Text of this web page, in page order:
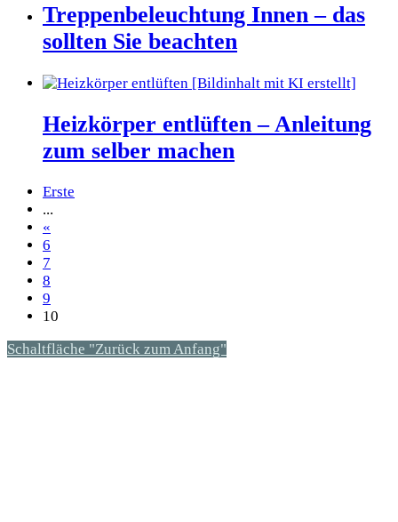
Treppenbeleuchtung Innen – das
sollten Sie beachten
Heizkörper entlüften – Anleitung
zum selber machen
Erste
...
«
6
7
8
9
10
Schaltfläche "Zurück zum Anfang"